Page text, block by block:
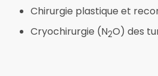
Chirurgie plastique et
Cryochirurgie (N2O) des